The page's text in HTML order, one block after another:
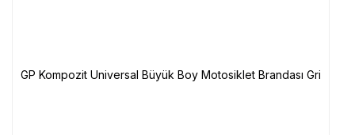
GP Kompozit Universal Büyük Boy Motosiklet Brandası Gri